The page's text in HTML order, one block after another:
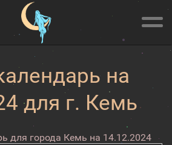
на
для г. Кемь
для города Кемь на 14.12.2024